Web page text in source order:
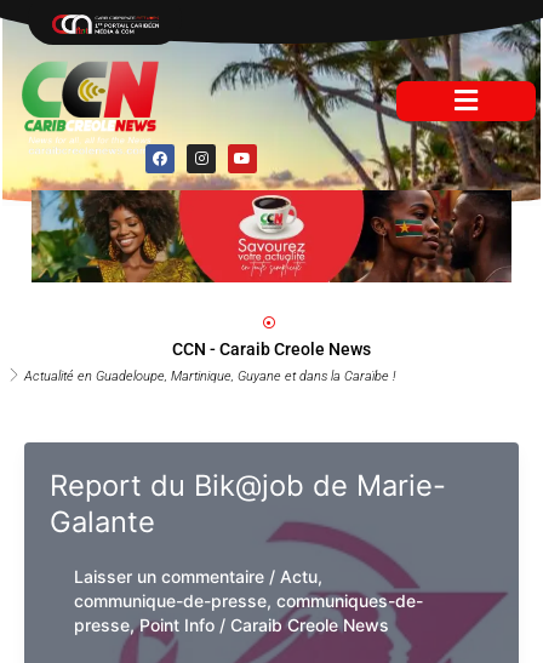
contenu
F
a
c
e
b
o
o
k
I
n
s
t
m
Y
o
u
t
b
e
Actualité en Guadeloupe, Martinique, Guyane et dans la Caraïbe !
CCN - Caraib Creole News
Report du Bik@job de Marie-
Galante
Laisser un commentaire / Actu,
communique-de-presse, communiques-de-
presse,Point Info/ Caraib Creole News